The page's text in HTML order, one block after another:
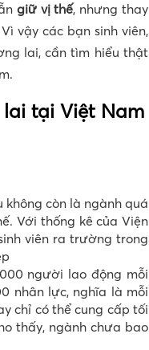
giữ vị thế, nhưng thay
vậy các bạn sinh viên,
lai, cần tìm hiểu thật
tại Việt Nam
còn là ngành quá
Với thống kê của Viện
viên ra trường trong
người lao động mỗi
nhân lực, nghĩa là mỗi
chỉ có thể cung cấp tối
thấy, ngành chưa bao